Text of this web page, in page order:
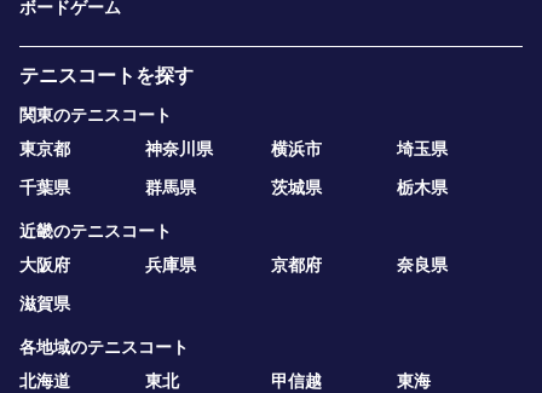
ボードゲーム
テニスコートを探す
関東のテニスコート
東京都
神奈川県 横浜市
埼玉県
千葉県
群馬県 茨城県 栃木県
近畿のテニスコート
大阪府
兵庫県 京都府
奈良県
滋賀県
各地域のテニスコート
北海道
東北 甲信越
東海